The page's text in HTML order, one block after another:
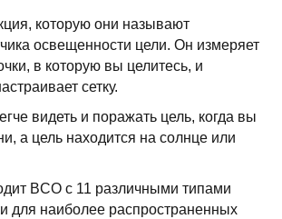
которую они называют
освещенности цели. Он измеряет
в которую вы целитесь, и
сетку.
видеть и поражать цель, когда вы
а цель находится на солнце или
BCO с 11 различными типами
для наиболее распространенных